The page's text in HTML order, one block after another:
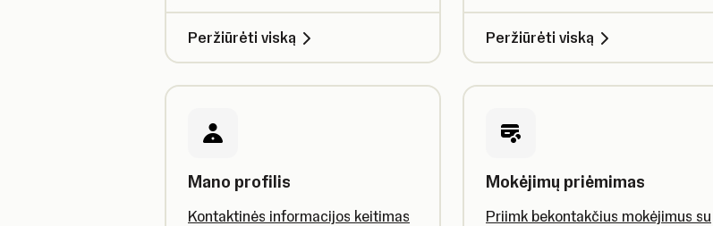
Peržiūrėti viską Peržiūrėti viską
Mano profilis
Kontaktinės informacijos keitimas
Mokėjimų priėmimas
Priimk bekontakčius mokėjimus su